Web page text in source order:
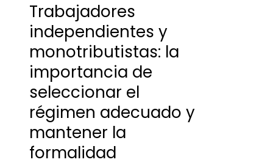
Trabajadores
independientes y
monotributistas: la
importancia de
seleccionar el
régimen adecuado y
mantener la
formalidad